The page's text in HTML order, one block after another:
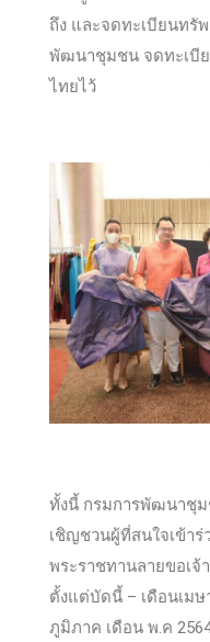
ถึง และจดทะเบียนทรั
พัฒนาชุมชน จดทะเบี
ไทยไว้
ทั้งนี้ กรมการพัฒนาชุม
เชิญชวนผู้ที่สนใจเข้าร่
พระราชทานลายขอเ
ตั้งแต่บัดนี้ – เดือนเมษ
ภูมิภาค เดือน พ.ค